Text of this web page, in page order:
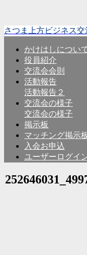
さつま上方ビジネス交
かけはしについ
役員紹介
交流会会則
活動報告
活動報告２
交流会の様子
交流会の様子
掲示板
マッチング掲示
入会お申込
ユーザーログイ